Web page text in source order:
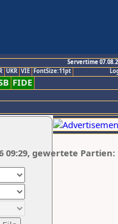
Servertime
UKR VIE FontSize:11pt
FIDE
09:29, gewertete Partien: